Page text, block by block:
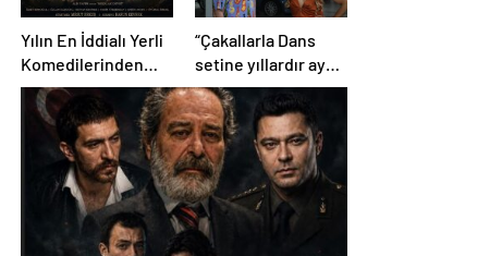
Yılın En İddialı Yerli
Komedilerinden
“Kozalak Devri” 7
Ağustos’ta
Vizyonda
“Çakallarla Dans
setine yıllardır aynı
heyecanla
gidiyorum”